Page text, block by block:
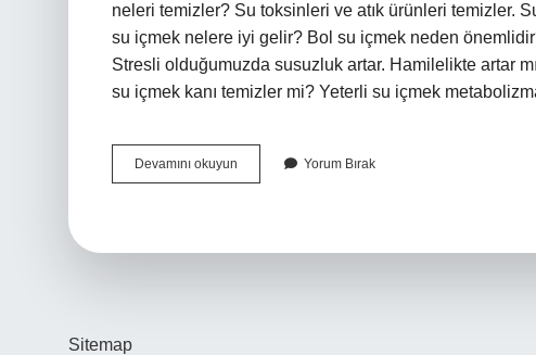
neleri temizler? Su toksinleri ve atık ürünleri temizler.
su içmek nelere iyi gelir? Bol su içmek neden
Stresli olduğumuzda susuzluk artar. Hamilelikte artar
su içmek kanı temizler mi? Yeterli su içmek
Devamını okuyun
Hangi
Yorum Bırak
Sitemap